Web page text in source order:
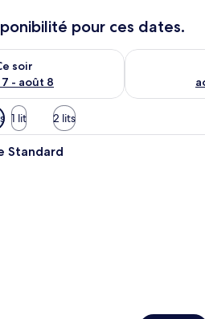
pour ces dates.
soir
- août 8
pour ce soir août 7 - août 8
Vérifier la
1 lit 2 lits
Une chambre d’hôtel
Standard